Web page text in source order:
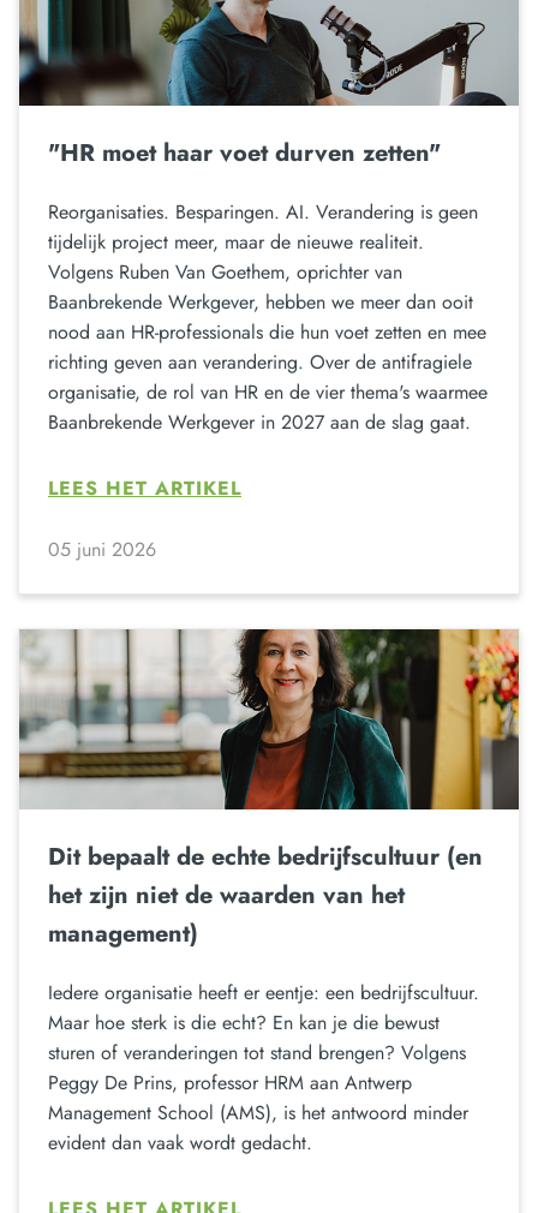
"HR moet haar voet durven zetten"
Reorganisaties. Besparingen. AI. Verandering is geen
tijdelijk project meer, maar de nieuwe realiteit.
Volgens Ruben Van Goethem, oprichter van
Baanbrekende Werkgever, hebben we meer dan ooit
nood aan HR-professionals die hun voet zetten en mee
richting geven aan verandering. Over de antifragiele
organisatie, de rol van HR en de vier thema's waarmee
Baanbrekende Werkgever in 2027 aan de slag gaat.
LEES HET ARTIKEL
05 juni 2026
Dit bepaalt de echte bedrijfscultuur (en
het zijn niet de waarden van het
management)
Iedere organisatie heeft er eentje: een bedrijfscultuur.
Maar hoe sterk is die echt? En kan je die bewust
sturen of veranderingen tot stand brengen? Volgens
Peggy De Prins, professor HRM aan Antwerp
Management School (AMS), is het antwoord minder
evident dan vaak wordt gedacht.